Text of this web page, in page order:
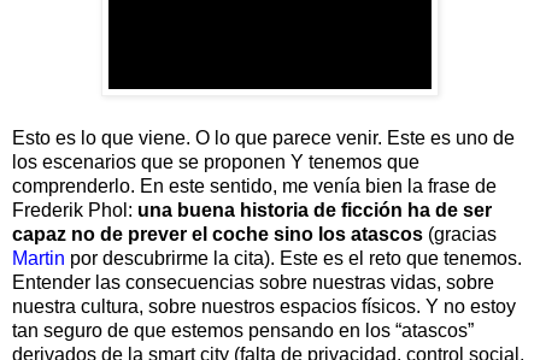
Esto es lo que viene. O lo que parece venir. Este es uno de
los escenarios que se proponen Y tenemos que
comprenderlo. En este sentido, me venía bien la frase de
Frederik Phol: una buena historia de ficción ha de ser
capaz no de prever el coche sino los atascos (gracias
Martin por descubrirme la cita). Este es el reto que tenemos.
Entender las consecuencias sobre nuestras vidas, sobre
nuestra cultura, sobre nuestros espacios físicos. Y no estoy
tan seguro de que estemos pensando en los “atascos”
derivados de la smart city (falta de privacidad, control social,